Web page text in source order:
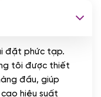
đặt phức tạp.
tôi được thiết
đầu, giúp
hiệu suất